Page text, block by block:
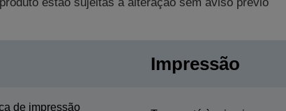
de impressão
Impressão